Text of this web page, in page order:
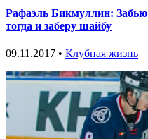
Рафаэль Бикмуллин:
тогда и заберу шайбу
09.11.2017 • Клубная жизнь